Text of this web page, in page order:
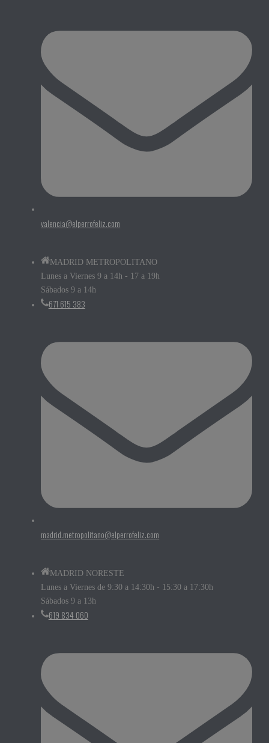
valencia@elperrofeliz.com
MADRID METROPOLITANO
Lunes a Viernes 9 a 14h - 17 a 19h
Sábados 9 a 14h
671 615 383
madrid.metropolitano@elperrofeliz.com
MADRID NORESTE
Lunes a Viernes de 9:30 a 14:30h - 15:30 a 17:30h
Sábados 9 a 13h
619 834 060